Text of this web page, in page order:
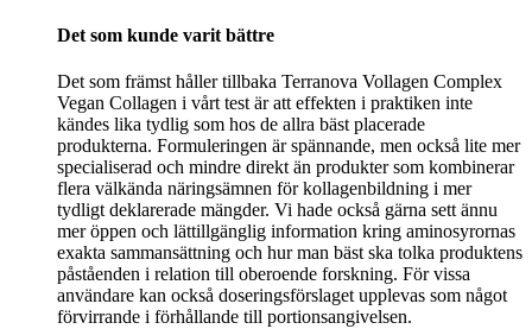
Det som kunde varit bättre
Det som främst håller tillbaka Terranova Vollagen Complex
Vegan Collagen i vårt test är att effekten i praktiken inte
kändes lika tydlig som hos de allra bäst placerade
produkterna. Formuleringen är spännande, men också lite mer
specialiserad och mindre direkt än produkter som kombinerar
flera välkända näringsämnen för kollagenbildning i mer
tydligt deklarerade mängder. Vi hade också gärna sett ännu
mer öppen och lättillgänglig information kring aminosyrornas
exakta sammansättning och hur man bäst ska tolka produktens
påståenden i relation till oberoende forskning. För vissa
användare kan också doseringsförslaget upplevas som något
förvirrande i förhållande till portionsangivelsen.